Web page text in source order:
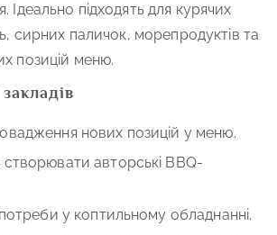
Ідеально підходять для курячих
сирних паличок, морепродуктів та
позицій меню.
нових позицій у меню.
авторські BBQ-
потреби у коптильному обладнанні.